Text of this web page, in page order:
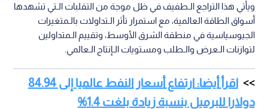
ويأتي هذا التراجع الـطفيف في ظل موجة من التقلبات الـتي تشهدها
أسواق الطاقة العالمية، مع استمرار تأثر الـتداولات بالـمتغيرات
الجيوسياسية في منطقة الشرق الأوسط، وتقييم الـمتداولين
لتوازنات الـعرض والـطلب ومستويات الـإنتاج الـعالمي.
اقرأ أيضا: ارتفاع أسعار النفط عالميا إلى 84.94
دولارا للبرميل بنسبة زيادة بلغت 1.4%